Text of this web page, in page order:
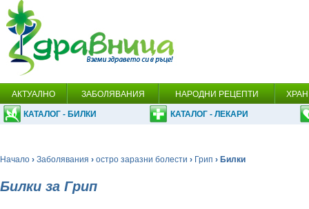
АКТУАЛНО ЗАБОЛЯВАНИЯ НАРОДНИ РЕЦЕПТИ
КАТАЛОГ - БИЛКИ КАТАЛОГ - ЛЕКАРИ
Начало › Заболявания › остро заразни болести › Грип › Билки
Билки за Грип